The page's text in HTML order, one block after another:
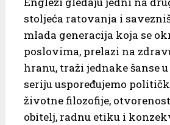
stoljeća ratovanja i
mlada generacija koja se
poslovima, prelazi na
hranu, traži jednake šanse
seriju uspoređujemo
životne filozofije,
obitelj, radnu etiku i